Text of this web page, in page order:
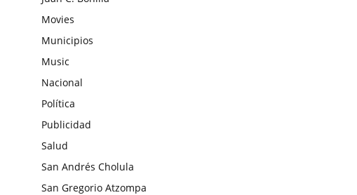
Movies
Municipios
Music
Nacional
Política
Publicidad
Salud
San Andrés Cholula
San Gregorio Atzompa